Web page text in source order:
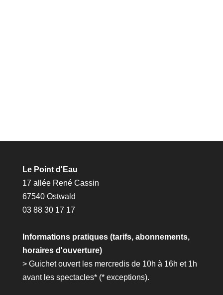
Le Point d'Eau
17 allée René Cassin
67540 Ostwald
03 88 30 17 17
Informations pratiques (tarifs, abonnements,
horaires d'ouverture)
> Guichet ouvert les mercredis de 10h à 16h et 1h
avant les spectacles* (* exceptions).